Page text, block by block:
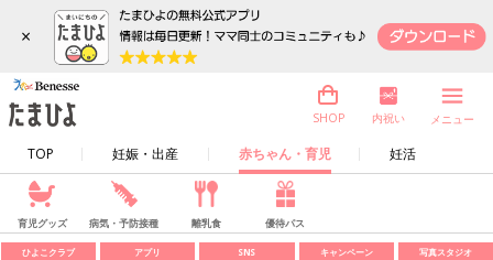
×
TOP 妊娠・出産 赤ちゃん・育児 妊活
SHOP 内祝い メニュー
育児グッズ 病気・予防接種 離乳食 優待パス
ひよこクラブ アプリ SNS キャンペーン 写真スタジオ